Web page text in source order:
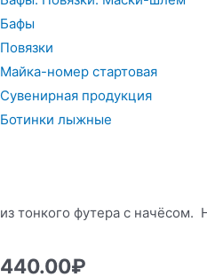
Бафы
Повязки
Майка-номер стартовая
Сувенирная продукция
Ботинки лыжные
из тонкого футера с
440.00₽